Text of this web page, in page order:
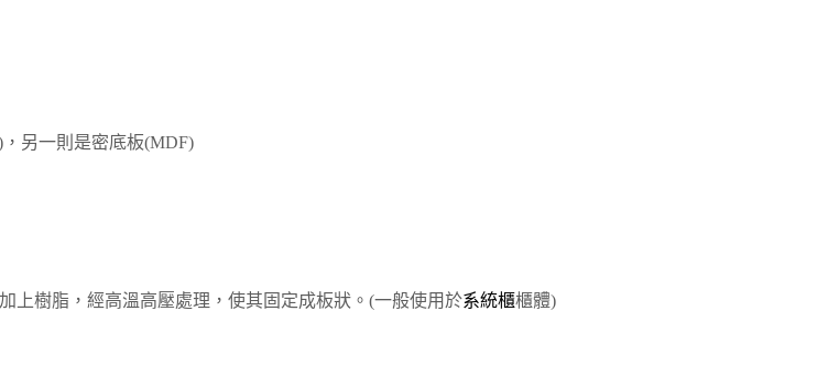
，另一則是密底板(MDF)
上樹脂 ，經高溫高壓處理，使其固定成板狀。(一般使用於系統櫃櫃體)